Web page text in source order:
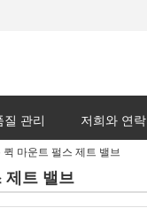
질 관리 저희와 연락
마운트 펄스 제트 밸브
제트 밸브